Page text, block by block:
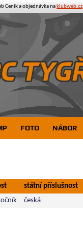
Ceník a objednávka na klubweb.cz
FOTO NÁBOR
státní příslušnost
česká